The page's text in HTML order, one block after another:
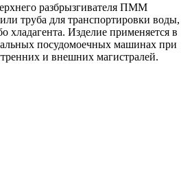
разбрызгивателя ПММ
труба для транспортировки воды,
хладагента. Изделие применяется в
посудомоечных машинах при
и внешних магистралей.